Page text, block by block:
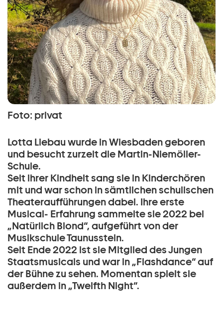
Foto: privat
Lotta Liebau wurde in Wiesbaden geboren
und besucht zurzeit die Martin-Niemöller-
Schule.
Seit ihrer Kindheit sang sie in Kinderchören
mit und war schon in sämtlichen schulischen
Theateraufführungen dabei. Ihre erste
Musical- Erfahrung sammelte sie 2022 bei
„Natürlich Blond“, aufgeführt von der
Musikschule Taunusstein.
Seit Ende 2022 ist sie Mitglied des Jungen
Staatsmusicals und war in „Flashdance“ auf
der Bühne zu sehen. Momentan spielt sie
außerdem in „Twelfth Night“.